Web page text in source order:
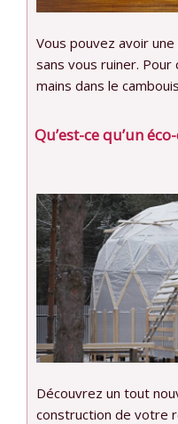
Vous pouvez avoir
sans vous ruiner.
mains dans le
Qu’est-ce qu’un
Découvrez un tout
construction de votre